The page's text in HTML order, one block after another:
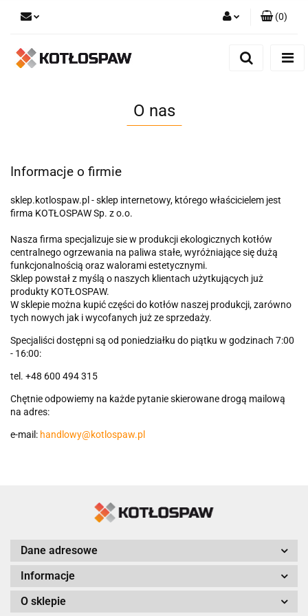
(0)
O nas
Informacje o firmie
sklep.kotlospaw.pl - sklep internetowy, którego właścicielem jest
firma KOTŁOSPAW Sp. z o.o.
Nasza firma specjalizuje sie w produkcji ekologicznych kotłów
centralnego ogrzewania na paliwa stałe, wyróżniające się dużą
funkcjonalnością oraz walorami estetycznymi.
Sklep powstał z myślą o naszych klientach użytkujących już
produkty KOTŁOSPAW.
W sklepie można kupić części do kotłów naszej produkcji, zarówno
tych nowych jak i wycofanych już ze sprzedaży.
Specjaliści dostępni są od poniedziałku do piątku w godzinach 7:00
- 16:00:
tel. +48 600 494 315
Chętnie odpowiemy na każde pytanie skierowane drogą mailową
na adres:
e-mail: handlowy@kotlospaw.pl
Dane adresowe
Informacje
O sklepie